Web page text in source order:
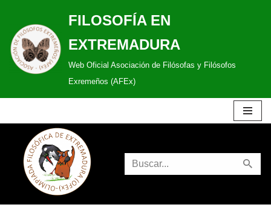
Saltar
al
contenido
FILOSOFÍA EN
EXTREMADURA
Web Oficial Asociación de Filósofas y Filósofos
Exremeños (AFEx)